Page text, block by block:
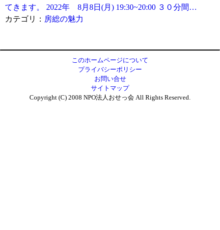
てきます。 2022年 8月8日(月) 19:30~20:00 ３０分間…
カテゴリ： 房総の魅力
このホームページについて
プライバシーポリシー
お問い合せ
サイトマップ
Copyright (C) 2008 NPO法人おせっ会 All Rights Reserved.